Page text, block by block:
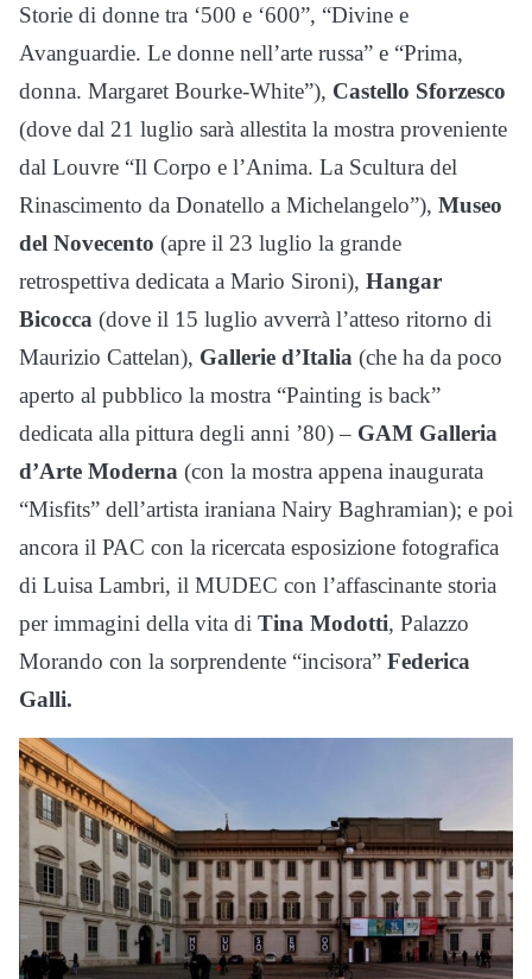
Storie di donne tra ‘500 e ‘600”, “Divine e
Avanguardie. Le donne nell’arte russa” e “Prima,
donna. Margaret Bourke-White”), Castello Sforzesco
(dove dal 21 luglio sarà allestita la mostra proveniente
dal Louvre “Il Corpo e l’Anima. La Scultura del
Rinascimento da Donatello a Michelangelo”), Museo
del Novecento (apre il 23 luglio la grande
retrospettiva dedicata a Mario Sironi), Hangar
Bicocca (dove il 15 luglio avverrà l’atteso ritorno di
Maurizio Cattelan), Gallerie d’Italia (che ha da poco
aperto al pubblico la mostra “Painting is back”
dedicata alla pittura degli anni ’80) – GAM Galleria
d’Arte Moderna (con la mostra appena inaugurata
“Misfits” dell’artista iraniana Nairy Baghramian); e poi
ancora il PAC con la ricercata esposizione fotografica
di Luisa Lambri, il MUDEC con l’affascinante storia
per immagini della vita di Tina Modotti, Palazzo
Morando con la sorprendente “incisora” Federica
Galli.